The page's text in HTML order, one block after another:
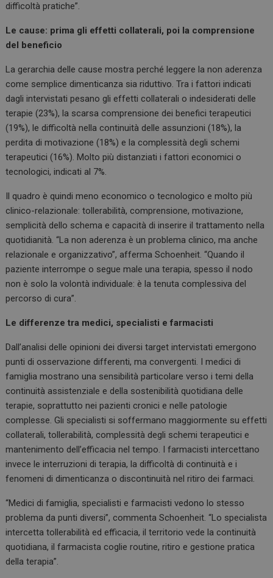
difficoltà pratiche”.
Le cause: prima gli effetti collaterali, poi la comprensione
del beneficio
La gerarchia delle cause mostra perché leggere la non aderenza
come semplice dimenticanza sia riduttivo. Tra i fattori indicati
dagli intervistati pesano gli effetti collaterali o indesiderati delle
terapie (23%), la scarsa comprensione dei benefici terapeutici
(19%), le difficoltà nella continuità delle assunzioni (18%), la
perdita di motivazione (18%) e la complessità degli schemi
terapeutici (16%). Molto più distanziati i fattori economici o
tecnologici, indicati al 7%.
Il quadro è quindi meno economico o tecnologico e molto più
clinico-relazionale: tollerabilità, comprensione, motivazione,
semplicità dello schema e capacità di inserire il trattamento nella
quotidianità. “La non aderenza è un problema clinico, ma anche
relazionale e organizzativo”, afferma Schoenheit. “Quando il
paziente interrompe o segue male una terapia, spesso il nodo
non è solo la volontà individuale: è la tenuta complessiva del
percorso di cura”.
Le differenze tra medici, specialisti e farmacisti
Dall’analisi delle opinioni dei diversi target intervistati emergono
punti di osservazione differenti, ma convergenti. I medici di
famiglia mostrano una sensibilità particolare verso i temi della
continuità assistenziale e della sostenibilità quotidiana delle
terapie, soprattutto nei pazienti cronici e nelle patologie
complesse. Gli specialisti si soffermano maggiormente su effetti
collaterali, tollerabilità, complessità degli schemi terapeutici e
mantenimento dell’efficacia nel tempo. I farmacisti intercettano
invece le interruzioni di terapia, la difficoltà di continuità e i
fenomeni di dimenticanza o discontinuità nel ritiro dei farmaci.
“Medici di famiglia, specialisti e farmacisti vedono lo stesso
problema da punti diversi”, commenta Schoenheit. “Lo specialista
intercetta tollerabilità ed efficacia, il territorio vede la continuità
quotidiana, il farmacista coglie routine, ritiro e gestione pratica
della terapia”.